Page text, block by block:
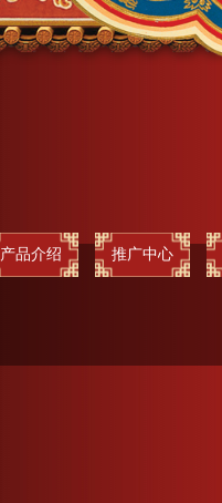
产品介绍 推广中心